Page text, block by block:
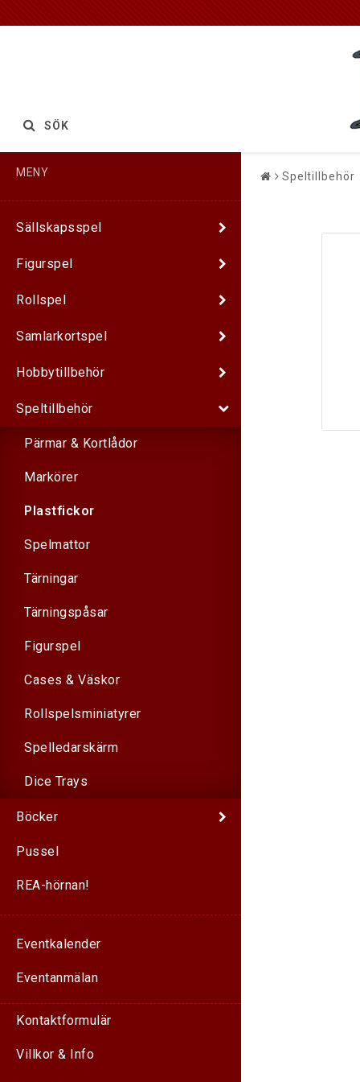
SÖK
MENY
Sällskapsspel
Figurspel
Rollspel
Samlarkortspel
Hobbytillbehör
Speltillbehör
Pärmar & Kortlådor
Markörer
Plastfickor
Spelmattor
Tärningar
Tärningspåsar
Figurspel
Cases & Väskor
Rollspelsminiatyrer
Spelledarskärm
Dice Trays
Böcker
Pussel
REA-hörnan!
Eventkalender
Eventanmälan
Kontaktformulär
Villkor & Info
Speltillbehör